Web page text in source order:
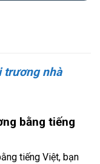
trương nhà
bằng tiếng
tiếng Việt, bạn